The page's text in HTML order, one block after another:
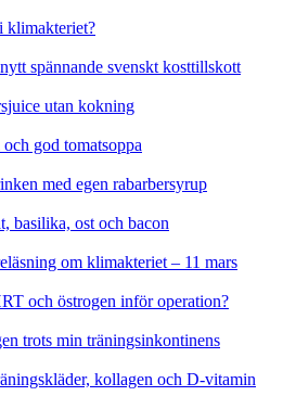
klimakteriet?
spännande svenskt kosttillskott
utan kokning
god tomatsoppa
med egen rabarbersyrup
basilika, ost och bacon
om klimakteriet – 11 mars
och östrogen inför operation?
trots min träningsinkontinens
kollagen och D-vitamin